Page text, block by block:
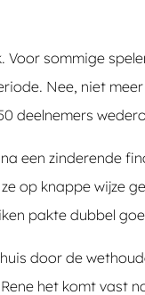
Voor sommige
Nee, niet
deelnemers
een zinderende
op knappe wijze
pakte dubbel
door de
het komt vast